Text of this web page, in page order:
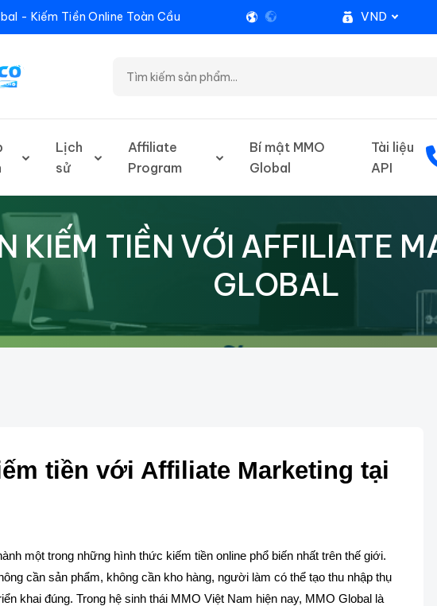
- Kiếm Tiền Online Toàn Cầu VND
Lịch
sử
Affiliate
Program
Bí mật MMO
Global
Tài liệu
API
KIẾM TIỀN VỚI AFFILIATE
GLOBAL
tiền với Affiliate Marketing tại
một trong những hình thức kiếm tiền online phổ biến nhất trên thế giới.
cần sản phẩm, không cần kho hàng, người làm có thể tạo thu nhập thụ
khai đúng. Trong hệ sinh thái MMO Việt Nam hiện nay, MMO Global là